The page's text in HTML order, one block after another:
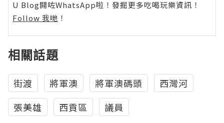
U Blog開咗WhatsApp啦！發掘更多吃喝玩樂資訊！
Follow 我哋 ！
相關話題
街渡 將軍澳 將軍澳碼頭
西灣河
張美雄
西貢區 議員